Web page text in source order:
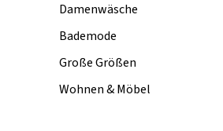
Damenwäsche
Bademode
Große Größen
Wohnen & Möbel